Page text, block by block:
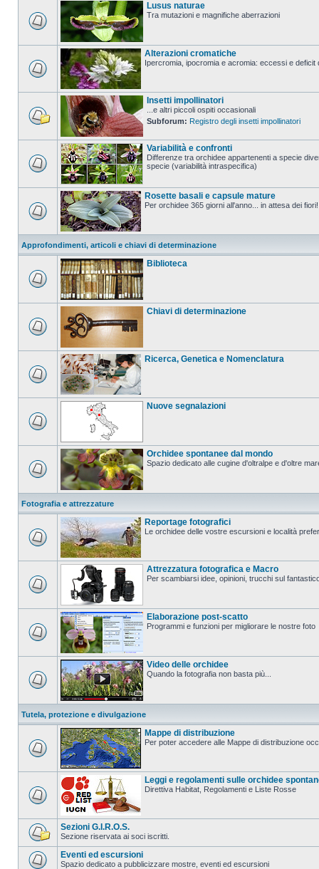
Lusus naturae
Tra mutazioni e magnifiche aberrazioni
Alterazioni cromatiche
Ipercromia, ipocromia e acromia: eccessi e deficit
Insetti impollinatori
...e altri piccoli ospiti occasionali
Subforum: Registro degli insetti impollinatori
Variabilità e confronti
Differenze tra orchidee appartenenti a specie
specie (variabilità intraspecifica)
Rosette basali e capsule mature
Per orchidee 365 giorni all'anno... in attesa dei fiori!
Approfondimenti, articoli e chiavi di determinazione
Biblioteca
Chiavi di determinazione
Ricerca, Genetica e Nomenclatura
Nuove segnalazioni
Orchidee spontanee dal mondo
Spazio dedicato alle cugine d'oltralpe e d'oltre
Fotografia e attrezzature
Reportage fotografici
Le orchidee delle vostre escursioni e località
Attrezzatura fotografica e Macro
Per scambiarsi idee, opinioni, trucchi sul
Elaborazione post-scatto
Programmi e funzioni per migliorare le nostre foto
Video delle orchidee
Quando la fotografia non basta più...
Tutela, protezione e divulgazione
Mappe di distribuzione
Per poter accedere alle Mappe di distribuzione
Leggi e regolamenti sulle orchidee
Direttiva Habitat, Regolamenti e Liste Rosse
Sezioni G.I.R.O.S.
Sezione riservata ai soci iscritti.
Eventi ed escursioni
Spazio dedicato a pubblicizzare mostre, eventi ed escursioni